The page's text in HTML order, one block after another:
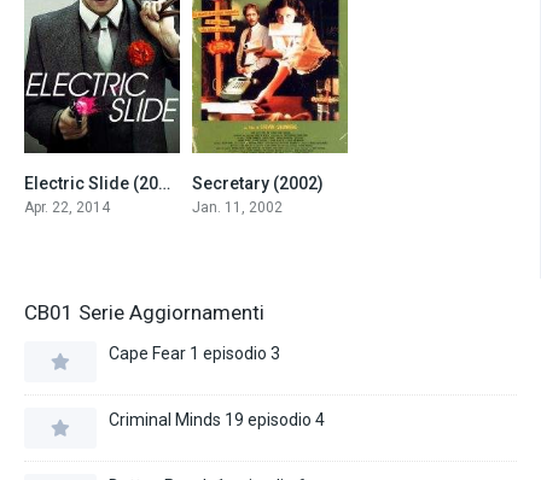
4.6
Electric Slide (2014)
Apr. 22, 2014
7.0
Secretary (2002)
Jan. 11, 2002
CB01 Serie Aggiornamenti
Cape Fear 1 episodio 3
Criminal Minds 19 episodio 4